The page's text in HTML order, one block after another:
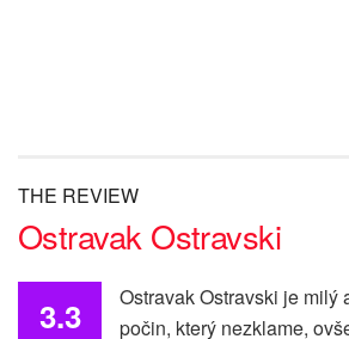
THE REVIEW
Ostravak Ostravski
3.3
Ostravak Ostravski je milý
počin, který nezklame,